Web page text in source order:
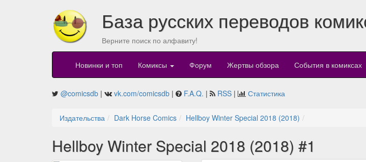
База русских переводов
Верните поиск по алфавиту!
Новинки и топ Комиксы Форум Жертвы обзора События в комиксах
@comicsdb | vk.com/comicsdb | F.A.Q. | RSS | Статистика
Издательства Dark Horse Comics Hellboy Winter Special 2018 (2018)
Hellboy Winter Special 2018 (2018) #1